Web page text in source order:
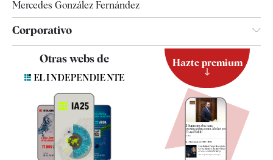
Mercedes González Fernández
Corporativo
Contacto
Quiénes somos
Especificaciones
Otras webs de Hazte premium